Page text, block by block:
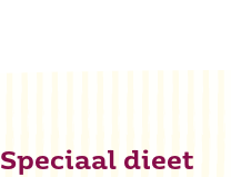
Speciaal dieet